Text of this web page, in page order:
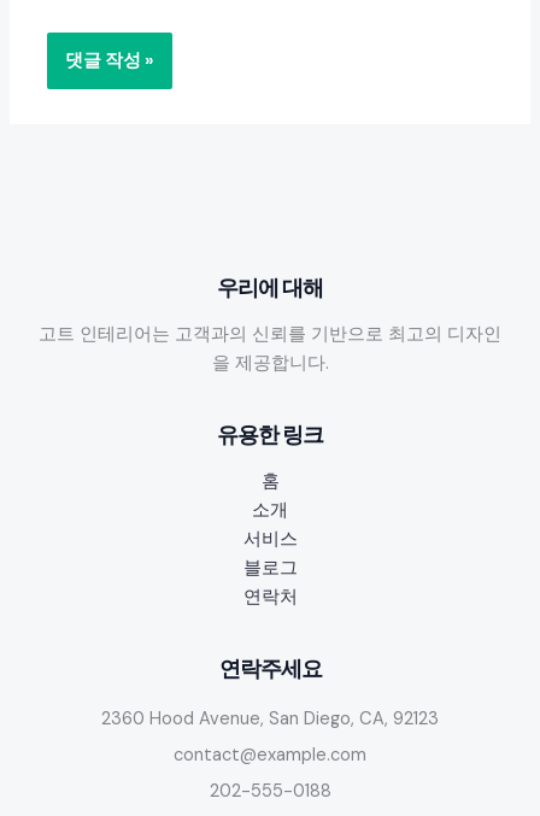
우리에 대해
고트 인테리어는 고객과의 신뢰를 기반으로 최고의 디자인
을 제공합니다.
유용한 링크
홈
소개
서비스
블로그
연락처
연락주세요
2360 Hood Avenue, San Diego, CA, 92123
contact@example.com
202-555-0188